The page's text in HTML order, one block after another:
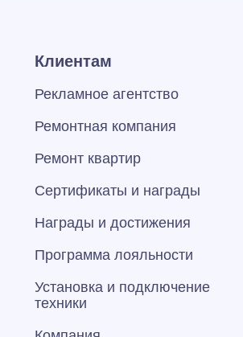
Клиентам
Рекламное агентство
Ремонтная компания
Ремонт квартир
Сертификаты и награды
Награды и достижения
Программа лояльности
Установка и подключение
техники